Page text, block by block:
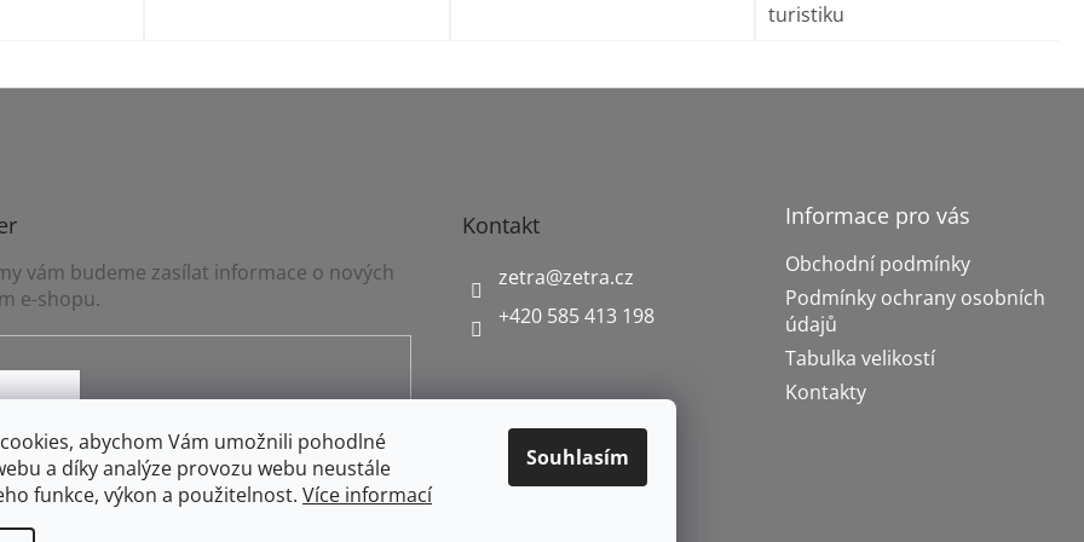
abychom Vám umožnili pohodlné
a díky analýze provozu webu neustále
funkce, výkon a použitelnost. Více informací
Souhlasím
turistiku
vám budeme zasílat informace o nových
e-shopu.
ochrany osobních údajů
Kontakt
zetra@zetra.cz
+420 585 413 198
Informace pro vás
Obchodní podmínky
Podmínky ochrany osobních
údajů
Tabulka velikostí
Kontakty